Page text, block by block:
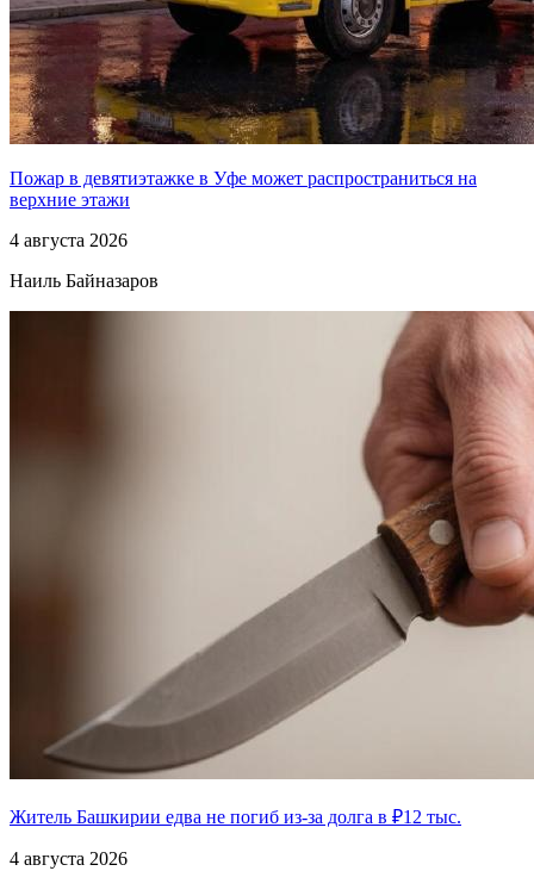
Пожар в девятиэтажке в Уфе может распространиться на
верхние этажи
4 августа 2026
Наиль Байназаров
Житель Башкирии едва не погиб из-за долга в ₽12 тыс.
4 августа 2026